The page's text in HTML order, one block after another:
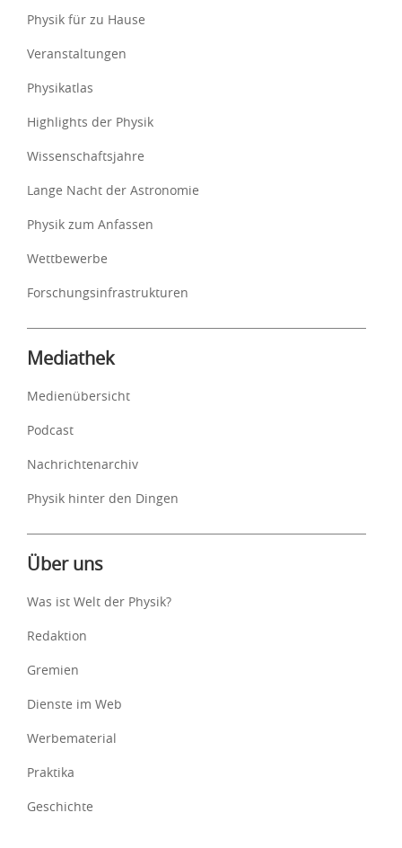
Physik für zu Hause
Veranstaltungen
Physikatlas
Highlights der Physik
Wissenschaftsjahre
Lange Nacht der Astronomie
Physik zum Anfassen
Wettbewerbe
Forschungsinfrastrukturen
Mediathek
Medienübersicht
Podcast
Nachrichtenarchiv
Physik hinter den Dingen
Über uns
Was ist Welt der Physik?
Redaktion
Gremien
Dienste im Web
Werbematerial
Praktika
Geschichte